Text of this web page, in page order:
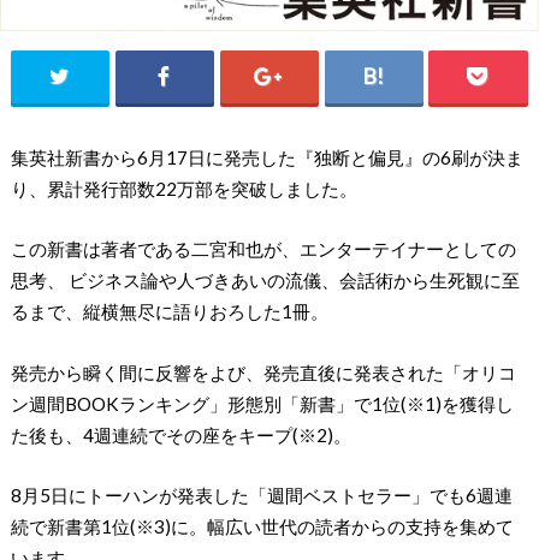
集英社新書から6月17日に発売した『独断と偏見』の6刷が決ま
り、累計発行部数22万部を突破しました。
この新書は著者である二宮和也が、エンターテイナーとしての
思考、 ビジネス論や人づきあいの流儀、会話術から生死観に至
るまで、縦横無尽に語りおろした1冊。
発売から瞬く間に反響をよび、発売直後に発表された「オリコ
ン週間BOOKランキング」形態別「新書」で1位(※1)を獲得し
た後も、4週連続でその座をキープ(※2)。
8月5日にトーハンが発表した「週間ベストセラー」でも6週連
続で新書第1位(※3)に。幅広い世代の読者からの支持を集めて